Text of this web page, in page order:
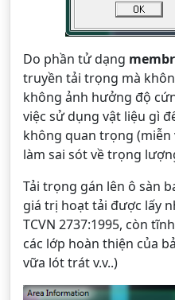
Do phần tử dạng
truyền tải trọng mà
không ảnh hưởng độ
việc sử dụng vật liệu gì
không quan trọng
làm sai sót về trọng
Tải trọng gán lên ô sàn
giá trị hoạt tải được lấy
TCVN 2737:1995, còn
các lớp hoàn thiện của
vữa lót trát v.v..)